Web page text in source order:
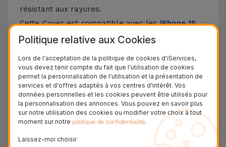
résistant aux rayures.
Cette Cover est compatible avec lesiPhone 15,
14, 13, 12, entre autres, ainsi qu'avec le modèle le
Protection à 3 couches avec coques en
silicone
Nos coques en silicone pour iPhone ont une
construction robuste et de qualité, avec une
construction à trois couches, pour éviter au
Politique relative aux Cookies
Lors de l'acceptation de la politique de cookies d'iServices,
vous devez tenir compte du fait que l'utilisation de cookies
permet la personnalisation de l'utilisation et la présentation de
services et d'offres adaptés à vos centres d'intérêt. Vos
données personnelles et les cookies peuvent être utilisés pour
la personnalisation des annonces. Vous pouvez en savoir plus
sur notre utilisation des cookies ou modifier votre choix à tout
moment sur notre politique de confidentialité.
Laissez-moi choisir